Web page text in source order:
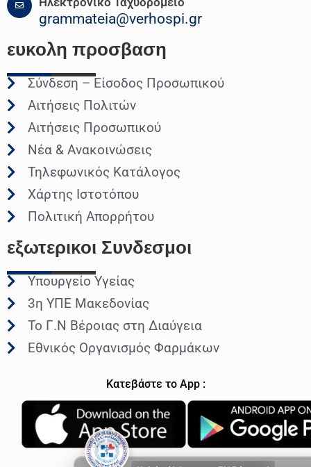
grammateia@verhospi.gr
ευκολη προσβαση
Σύνδεση – Είσοδος Προσωπικού
Αιτήσεις Πολιτών
Αιτήσεις Προσωπικού
Νέα & Ανακοινώσεις
Τηλεφωνικός Κατάλογος
Χάρτης Ιστοτόπου
Πολιτική Απορρήτου
εξωτερικοι Συνδεσμοι
Υπουργείο Υγείας
3η ΥΠΕ Μακεδονίας
Το Γ.Ν Βέροιας στη Διαύγεια
Εθνικός Οργανισμός Φαρμάκων
Κατεβάστε το App :